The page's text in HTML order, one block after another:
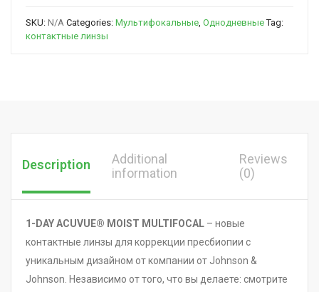
SKU: N/A Categories: Мультифокальные, Однодневные Tag:
контактные линзы
Description
Additional
information
Reviews
(0)
1-DAY ACUVUE® MOIST MULTIFOCAL – новые
контактные линзы для коррекции пресбиопии с
уникальным дизайном от компании от Johnson &
Johnson. Независимо от того, что вы делаете: смотрите